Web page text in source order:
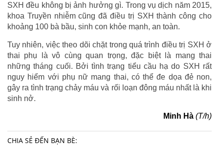
SXH đều không bị ảnh hưởng gì. Trong vụ dịch năm 2015,
khoa Truyền nhiễm cũng đã điều trị SXH thành công cho
khoảng 100 bà bầu, sinh con khỏe mạnh, an toàn.
Tuy nhiên, việc theo dõi chặt trong quá trình điều trị SXH ở
thai phụ là vô cùng quan trọng, đặc biệt là mang thai
những tháng cuối. Bởi tình trạng tiểu cầu hạ do SXH rất
nguy hiểm với phụ nữ mang thai, có thể đe dọa đẻ non,
gây ra tình trạng chảy máu và rối loạn đông máu nhất là khi
sinh nở.
Minh Hà (T/h)
CHIA SẺ ĐẾN BẠN BÈ: